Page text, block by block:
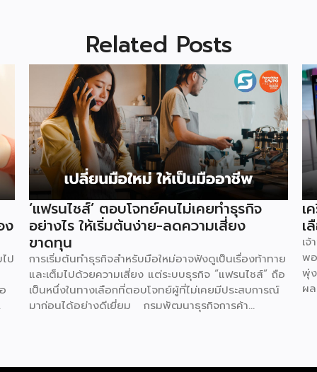
Related Posts
ง
ป
‘แฟรนไชส์’ ตอบโจทย์คนไม่เคยทำธุรกิจ
อย่างไร ให้เริ่มต้นง่าย-ลดความเสี่ยง
ขาดทุน
การเริ่มต้นทำธุรกิจสำหรับมือใหม่อาจฟังดูเป็นเรื่องท้าทาย
และเต็มไปด้วยความเสี่ยง แต่ระบบธุรกิจ “แฟรนไชส์” ถือ
เป็นหนึ่งในทางเลือกที่ตอบโจทย์ผู้ที่ไม่เคยมีประสบการณ์
มาก่อนได้อย่างดีเยี่ยม กรมพัฒนาธุรกิจการค้า
ประสิทธิภาพ เหตุผลประการแรกคือ การมีโมเดลธุรกิจที่
เ
เ
เ
พ
พุ่
ผ